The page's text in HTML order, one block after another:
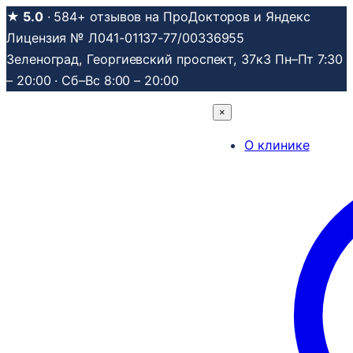
Перейти
к
содержимому
★ 5.0· 584+ отзывов на ПроДокторов и Яндекс
Лицензия № Л041-01137-77/00336955
Зеленоград, Георгиевский проспект, 37к3 Пн–Пт 7:30
– 20:00 · Сб–Вс 8:00 – 20:00
×
О клинике